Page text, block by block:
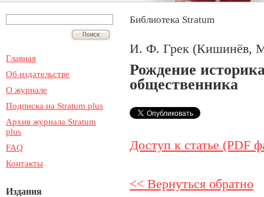
Главная
Об издательстве
О журнале
Подписка на Stratum plus
Архив журнала Stratum
plus
FAQ
Контакты
Издания
Библиотека Stratum
И. Ф. Грек (Кишинёв,
Рождение
общественника
Доступ к статье (PDF
<< Вернуться обратно